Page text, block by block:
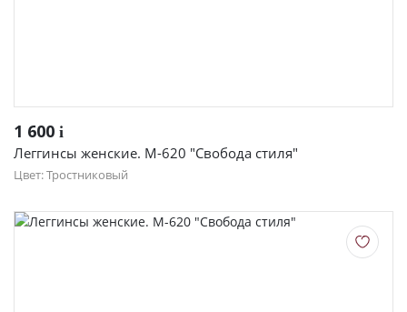
1 600 i
Леггинсы женские. М-620 "Свобода стиля"
Цвет: Тростниковый